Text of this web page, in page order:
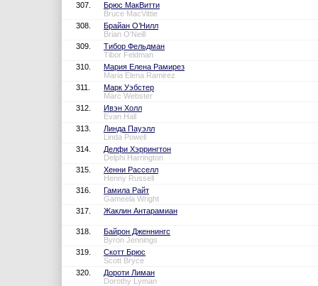
307.
Брюс МакВитти
Bruce MacVittie
308.
Брайан О’Нилл
Brian O'Neill
309.
Тибор Фельдман
Tibor Feldman
310.
Мария Елена Рамирез
Maria Elena Ramirez
311.
Марк Уэбстер
Marc Webster
312.
Ивэн Холл
Evan Hall
313.
Линда Пауэлл
Linda Powell
314.
Делфи Хэррингтон
Delphi Harrington
315.
Хенни Расселл
Henny Russell
316.
Гамила Райт
Gameela Wright
317.
Жаклин Антарамиан
318.
Байрон Дженнингс
Byron Jennings
319.
Скотт Брюс
Scott Bryce
320.
Дороти Лиман
Dorothy Lyman